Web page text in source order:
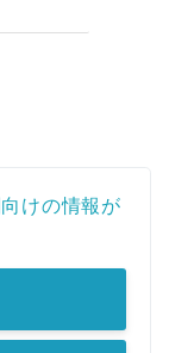
けの情報が